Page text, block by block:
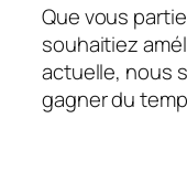
Que vous
souhaitiez
actuelle, nous
gagner du